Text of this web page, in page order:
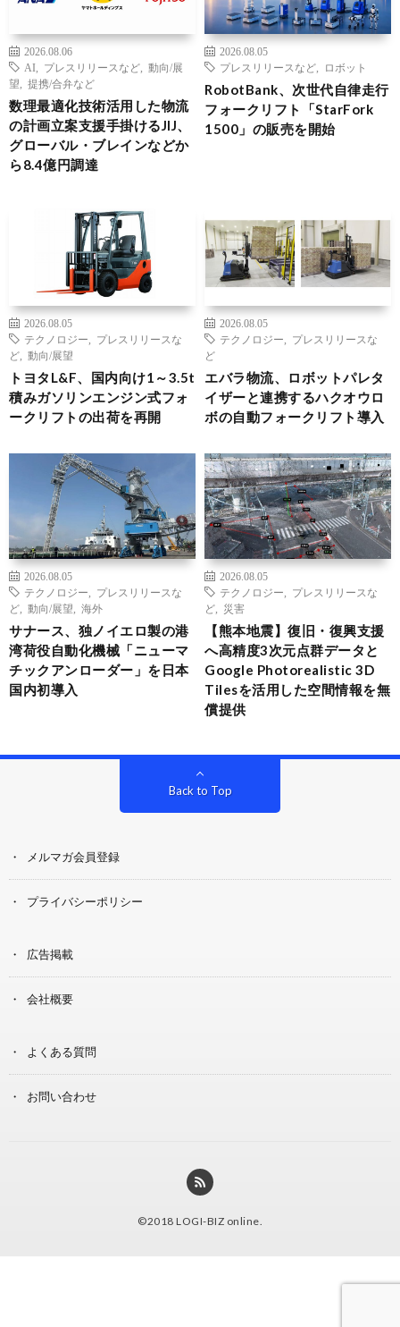
2026.08.06
AI
プレスリリースなど
動向/展
望
提携/合弁など
数理最適化技術活用した物流
の計画立案支援手掛けるJIJ、
グローバル・ブレインなどか
ら8.4億円調達
2026.08.05
プレスリリースなど
ロボット
RobotBank、次世代自律走行
フォークリフト「StarFork
1500」の販売を開始
2026.08.05
テクノロジー
プレスリリースな
ど
動向/展望
トヨタL&F、国内向け1～3.5t
積みガソリンエンジン式フォ
ークリフトの出荷を再開
2026.08.05
テクノロジー
プレスリリースな
ど
エバラ物流、ロボットパレタ
イザーと連携するハクオウロ
ボの自動フォークリフト導入
2026.08.05
テクノロジー
プレスリリースな
ど
動向/展望 海外
サナース、独ノイエロ製の港
湾荷役自動化機械「ニューマ
チックアンローダー」を日本
国内初導入
2026.08.05
テクノロジー
プレスリリースな
ど
災害
【熊本地震】復旧・復興支援
へ高精度3次元点群データと
Google Photorealistic 3D
Tilesを活用した空間情報を無
償提供
Back to Top
メルマガ会員登録
プライバシーポリシー
広告掲載
会社概要
よくある質問
お問い合わせ
©2018 LOGI-BIZ online